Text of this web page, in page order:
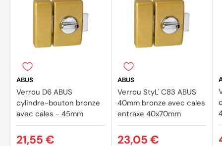
ABUS
Verrou D6 ABUS
cylindre-bouton bronze
avec cales - 45mm
21,55 €
ABUS
Verrou StyL' C83 ABUS
40mm bronze avec cales
entraxe 40x70mm
23,05 €